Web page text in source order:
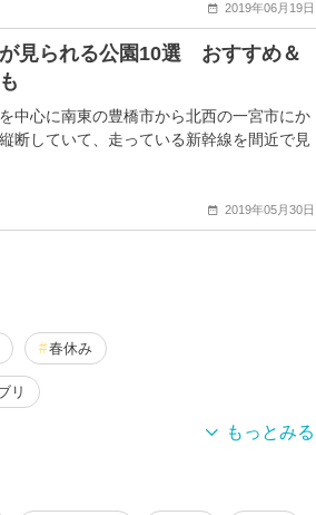
2019年06月19日
が見られる公園10選 おすすめ＆
中心に南東の豊橋市から北西の一宮市にか
断していて、走っている新幹線を間近で見
2019年05月30日
春休み
リ